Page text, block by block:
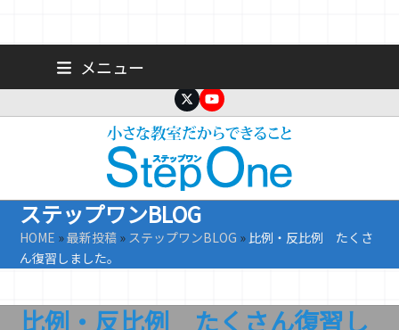
メニュー
TwitterYouTube
ステップワンBLOG
HOME »最新投稿 » ステップワンBLOG » 比例・反比例 たくさ
ん復習しました。
比例・反比例 たくさん復習し